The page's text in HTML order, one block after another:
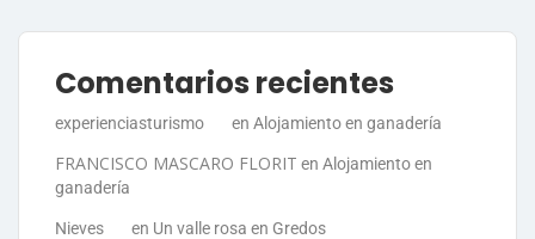
Comentarios recientes
experienciasturismo en Alojamiento en ganadería
FRANCISCO MASCARO FLORIT en Alojamiento en
ganadería
Nieves en Un valle rosa en Gredos